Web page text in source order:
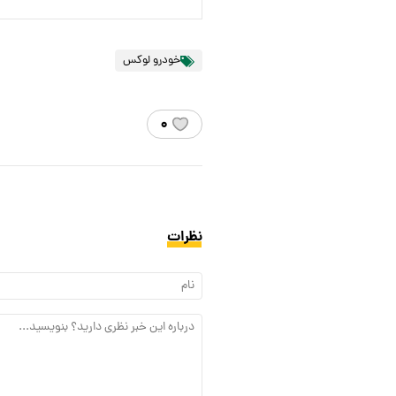
خودرو لوکس
۰
نظرات